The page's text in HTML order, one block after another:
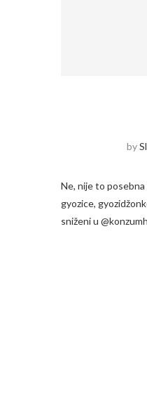
by
Ne, nije to
gyozice,
sniženi u